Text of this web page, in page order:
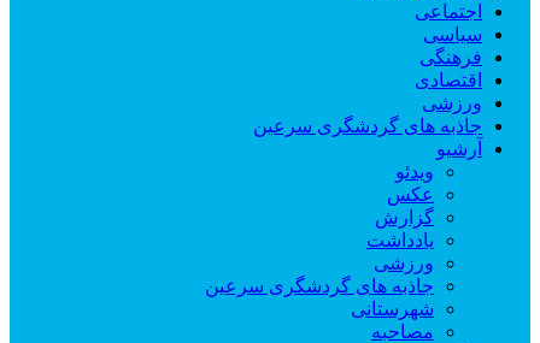
اجتماعی
سیاسی
فرهنگی
اقتصادی
ورزشی
جاذبه های گردشگری سرعین
آرشیو
ویدئو
عکس
گزارش
یادداشت
ورزشی
جاذبه های گردشگری سرعین
شهرستانی
مصاحبه